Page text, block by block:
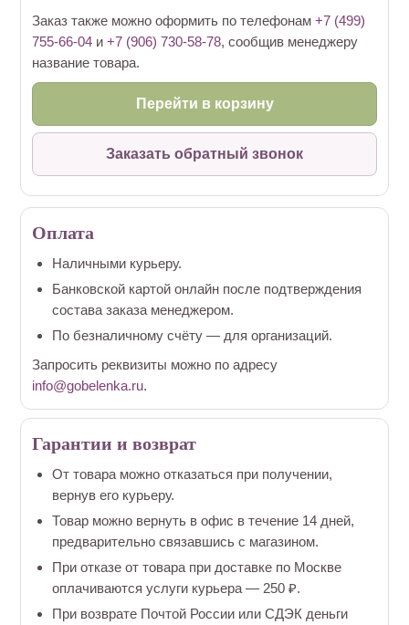
Заказ также можно оформить по телефонам +7 (499)
755-66-04 и +7 (906) 730-58-78, сообщив менеджеру
название товара.
Перейти в корзину
Заказать обратный звонок
Оплата
Наличными курьеру.
Банковской картой онлайн после подтверждения
состава заказа менеджером.
По безналичному счёту — для организаций.
Запросить реквизиты можно по адресу
info@gobelenka.ru.
Гарантии и возврат
От товара можно отказаться при получении,
вернув его курьеру.
Товар можно вернуть в офис в течение 14 дней,
предварительно связавшись с магазином.
При отказе от товара при доставке по Москве
оплачиваются услуги курьера — 250 ₽.
При возврате Почтой России или СДЭК деньги